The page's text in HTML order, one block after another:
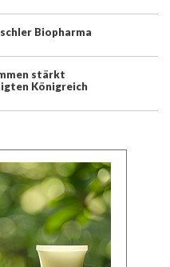
Biopharma
stärkt
Königreich